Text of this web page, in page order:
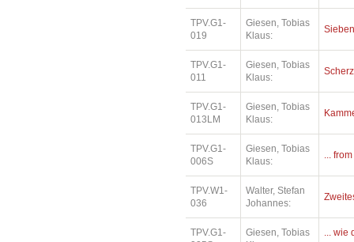
TPV.G1-
019
Giesen, Tobias
Klaus:
TPV.G1-
011
Giesen, Tobias
Klaus:
TPV.G1-
013LM
Giesen, Tobias
Klaus:
TPV.G1-
006S
Giesen, Tobias
Klaus:
...
TPV.W1-
036
Walter, Stefan
Johannes:
TPV.G1-
Giesen, Tobias
... wie